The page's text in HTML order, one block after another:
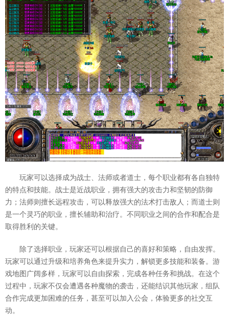
玩家可以选择成为战士、法师或者道士，每个职业都有各自独特
的特点和技能。战士是近战职业，拥有强大的攻击力和坚韧的防御
力；法师则擅长远程攻击，可以释放强大的法术打击敌人；而道士则
是一个灵巧的职业，擅长辅助和治疗。不同职业之间的合作和配合是
取得胜利的关键。
除了选择职业，玩家还可以根据自己的喜好和策略，自由发挥。
玩家可以通过升级和培养角色来提升实力，解锁更多技能和装备。游
戏地图广阔多样，玩家可以自由探索，完成各种任务和挑战。在这个
过程中，玩家不仅会遭遇各种魔物的袭击，还能结识其他玩家，组队
合作完成更加困难的任务，甚至可以加入公会，体验更多的社交互
动。